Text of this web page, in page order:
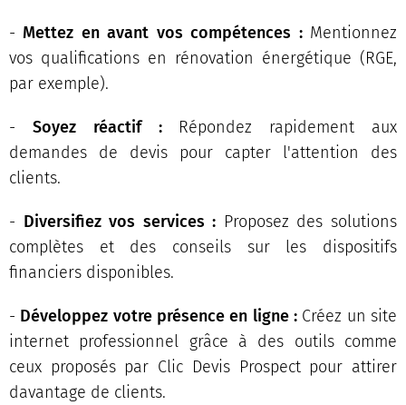
-Mettez en avant vos compétences :Mentionnez
vos qualifications en rénovation énergétique (RGE,
par exemple).
- Soyez réactif : Répondez rapidement aux
demandes de devis pour capter l'attention des
clients.
- Diversifiez vos services : Proposez des solutions
complètes et des conseils sur les dispositifs
financiers disponibles.
- Développez votre présence en ligne : Créez un site
internet professionnel grâce à des outils comme
ceux proposés par Clic Devis Prospect pour attirer
davantage de clients.